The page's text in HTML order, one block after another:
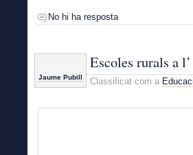
No hi ha resposta
Jaume Pubill
Escoles rurals a
Classificat com a